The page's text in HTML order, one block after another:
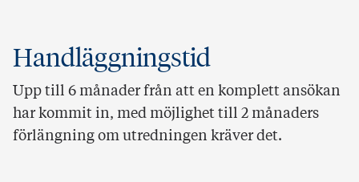
Handläggningstid
Upp till 6 månader från att en komplett ansökan
har kommit in, med möjlighet till 2 månaders
förlängning om utredningen kräver det.